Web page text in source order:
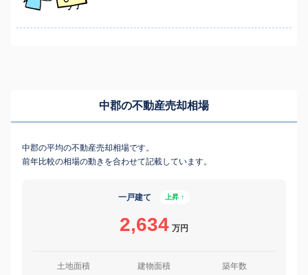
中郡の不動産売却相場
中郡の平均の不動産売却相場です。
前年比較の相場の動きを合わせて記載しています。
一戸建て 上昇 ↑
2,634 万円
土地面積 建物面積 築年数